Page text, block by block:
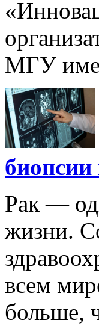
МГУ
биопсии
Рак —
жизни.
всем
больше,